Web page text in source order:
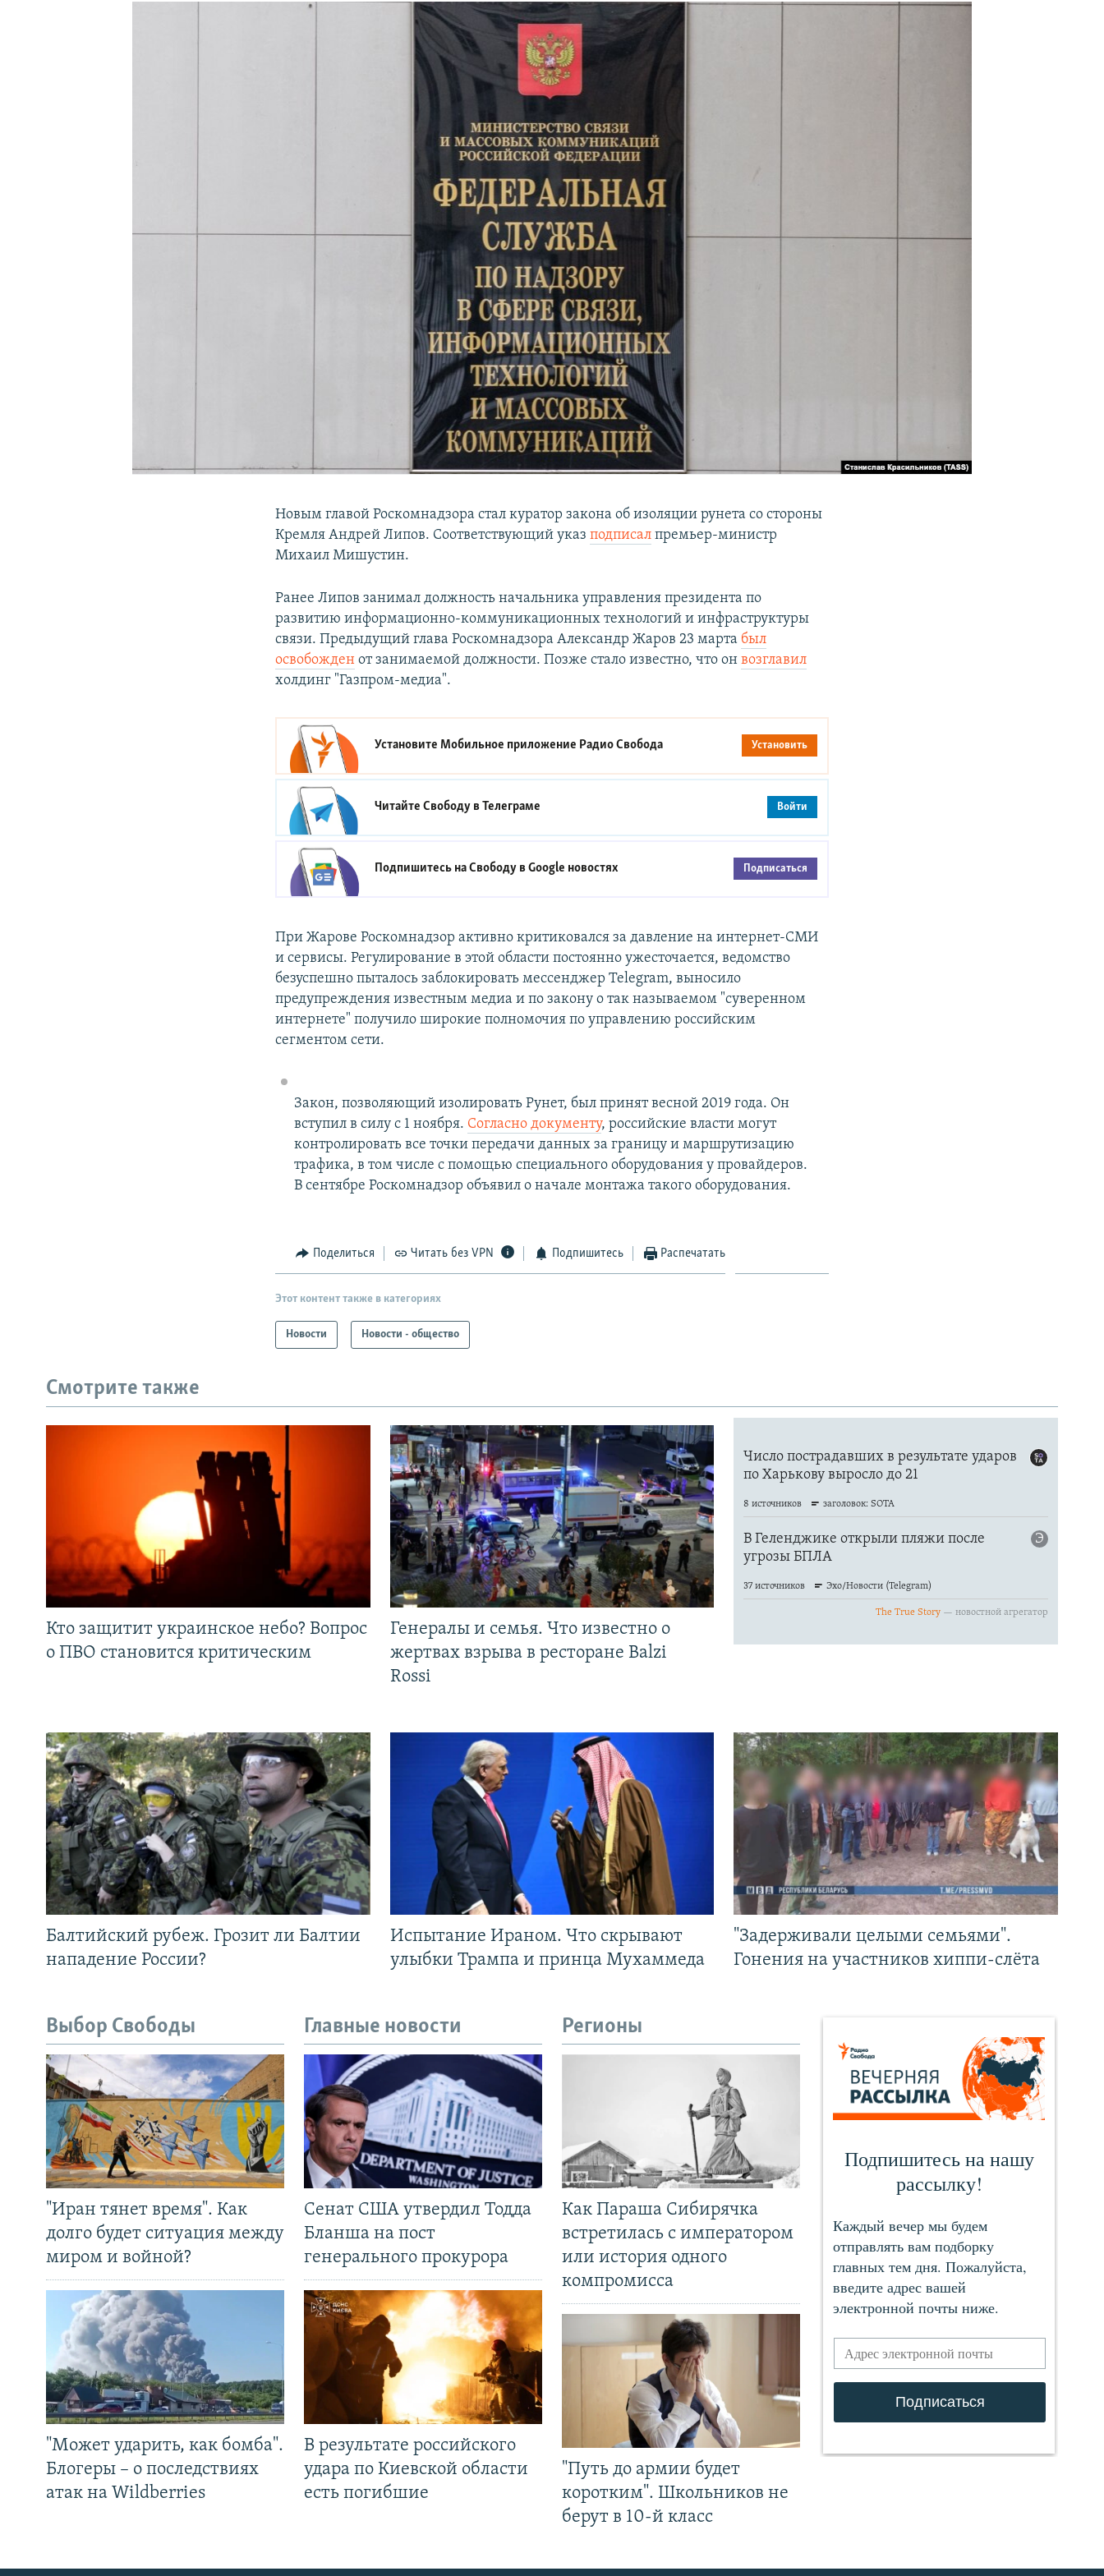
Новым главой Роскомнадзора стал куратор закона об изоляции рунета со стороны
Кремля Андрей Липов. Соответствующий указподписал премьер-министр
Михаил Мишустин.
Ранее Липов занимал должность начальника управления президента по
развитию информационно-коммуникационных технологий и инфраструктуры
связи. Предыдущий глава Роскомнадзора Александр Жаров 23 марта был
освобожден от занимаемой должности. Позже стало известно, что онвозглавил
холдинг "Газпром-медиа".
Установите Мобильное приложение Радио Свобода Установить
Читайте Свободу вТелеграме Войти
Подпишитесь на Свободу вGoogle новостях Подписаться
При Жарове Роскомнадзор активно критиковался за давление на интернет-СМИ
и сервисы. Регулирование в этой области постоянно ужесточается, ведомство
безуспешно пыталось заблокировать мессенджер Telegram, выносило
предупреждения известным медиа и по закону о так называемом "суверенном
интернете" получило широкие полномочия по управлению российским
сегментом сети.
Закон, позволяющий изолировать Рунет, был принят весной 2019 года. Он
вступил в силу с 1 ноября. Согласно документу, российские власти могут
контролировать все точки передачи данных за границу и маршрутизацию
трафика, в том числе с помощью специального оборудования у провайдеров.
В сентябре Роскомнадзор объявил о начале монтажа такого оборудования.
Поделиться Читать без VPN Подпишитесь Распечатать
Этот контент также в категориях
Новости Новости - общество
Смотрите также
Кто защитит украинское небо? Вопрос
о ПВО становится критическим
Генералы и семья. Что известно о
жертвах взрыва в ресторане Balzi
Rossi
Балтийский рубеж. Грозит ли Балтии
нападение России?
Испытание Ираном. Что скрывают
улыбки Трампа и принца Мухаммеда
"Задерживали целыми семьями".
Гонения на участников хиппи-слёта
Выбор Свободы
"Иран тянет время". Как
долго будет ситуация между
миром и войной?
"Может ударить, как бомба".
Блогеры – о последствиях
атак на Wildberries
Главные новости
Сенат США утвердил Тодда
Бланша на пост
генерального прокурора
В результате российского
удара по Киевской области
есть погибшие
Регионы
Как Параша Сибирячка
встретилась с императором
или история одного
компромисса
"Путь до армии будет
коротким". Школьников не
берут в 10-й класс